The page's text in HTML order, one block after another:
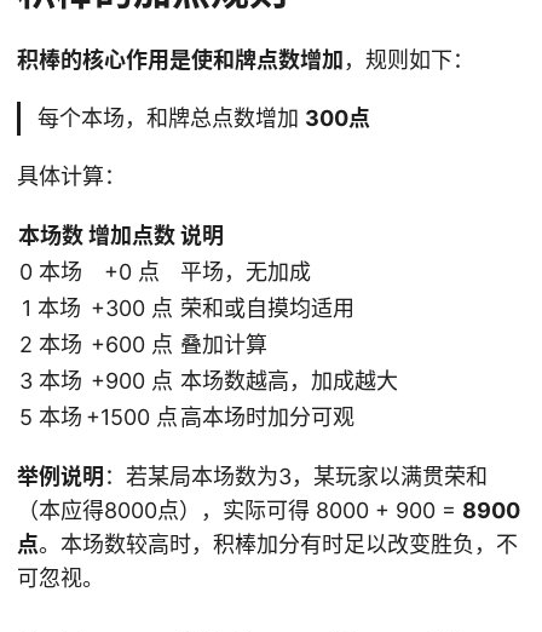
积棒的核心作用是使和牌点数增加 ，规则如下：
每个本场，和牌总点数增加 300点
具体计算：
本场数增加点数说明
0 本场
+0 点
平场，无加成
1 本场 +300 点 荣和或自摸均适用
2 本场 +600 点 叠加计算
3 本场 +900 点 本场数越高，加成越大
5 本场 +1500 点高本场时加分可观
举例说明 ：若某局本场数为3，某玩家以满贯荣和
（本应得8000点），实际可得 8000 + 900 = 8900
点。本场数较高时，积棒加分有时足以改变胜负，不
可忽视。